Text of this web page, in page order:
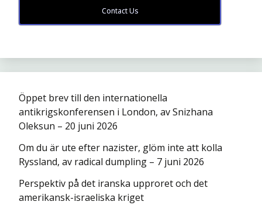
Contact Us
Öppet brev till den internationella
antikrigskonferensen i London, av Snizhana
Oleksun – 20 juni 2026
Om du är ute efter nazister, glöm inte att kolla
Ryssland, av radical dumpling – 7 juni 2026
Perspektiv på det iranska upproret och det
amerikansk-israeliska kriget